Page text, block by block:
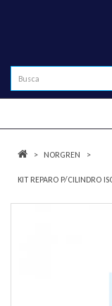
NORGREN
KIT REPARO P/CILINDRO